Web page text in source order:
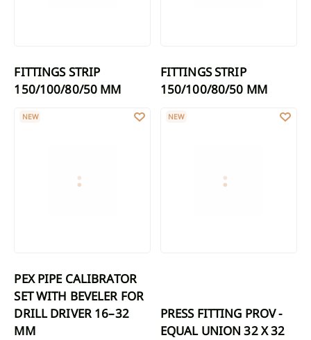
FITTINGS STRIP
150/100/80/50 MM
FITTINGS STRIP
150/100/80/50 MM
PEX PIPE CALIBRATOR SET WITH BEVELER FOR DRILL DRIVER
NEW
PEX PIPE CALIBRATOR
SET WITH BEVELER FOR
DRILL DRIVER 16–32
MM
PRESS FITTING PROV - EQUAL
NEW
PRESS FITTING PROV -
EQUAL UNION 32 X 32